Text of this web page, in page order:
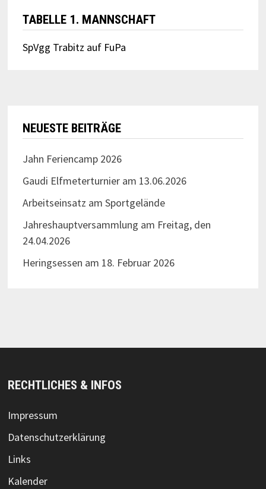
TABELLE 1. MANNSCHAFT
SpVgg Trabitz auf FuPa
NEUESTE BEITRÄGE
Jahn Feriencamp 2026
Gaudi Elfmeterturnier am 13.06.2026
Arbeitseinsatz am Sportgelände
Jahreshauptversammlung am Freitag, den
24.04.2026
Heringsessen am 18. Februar 2026
RECHTLICHES & INFOS
Impressum
Datenschutzerklärung
Links
Kalender